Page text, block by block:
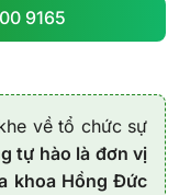
9165
về tổ chức sự
tự hào là đơn vị
khoa Hồng Đức